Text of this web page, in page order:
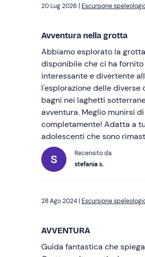
Escursione
Avventura nella grotta
Abbiamo esplorato la
disponibile che ci ha
interessante e divertente
l'esplorazione delle
bagni nei laghetti
avventura. Meglio munirsi
completamente! Adatta a
adolescenti che sono
Recensito da
stefania s.
Escursione
AVVENTURA
Guida fantastica che